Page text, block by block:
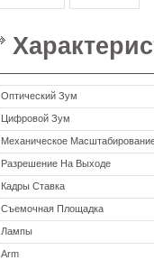
Оптический Зум
Цифровой Зум
Механическое
Разрешение На Выходе
Кадры Ставка
Съемочная Площадка
Лампы
Arm